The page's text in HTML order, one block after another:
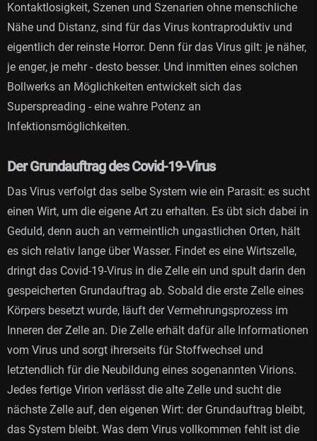
Kontaktlosigkeit, Szenen und Szenarien ohne menschliche
Nähe und Distanz, sind für das Virus kontraproduktiv und
eigentlich der reinste Horror. Denn für das Virus gilt: je näher,
je enger, je mehr - desto besser. Und inmitten eines solchen
Bollwerks an Möglichkeiten entwickelt sich das
Superspreading - eine wahre Potenz an
Infektionsmöglichkeiten.
Der Grundauftrag des Covid-19-Virus
Das Virus verfolgt das selbe System wie ein Parasit: es sucht
einen Wirt, um die eigene Art zu erhalten. Es übt sich dabei in
Geduld, denn auch an vermeintlich ungastlichen Orten, hält
es sich relativ lange über Wasser. Findet es eine Wirtszelle,
dringt das Covid-19-Virus in die Zelle ein und spult darin den
gespeicherten Grundauftrag ab. Sobald die erste Zelle eines
Körpers besetzt wurde, läuft der Vermehrungsprozess im
Inneren der Zelle an. Die Zelle erhält dafür alle Informationen
vom Virus und sorgt ihrerseits für Stoffwechsel und
letztendlich für die Neubildung eines sogenannten Virions.
Jedes fertige Virion verlässt die alte Zelle und sucht die
nächste Zelle auf, den eigenen Wirt: der Grundauftrag bleibt,
das System bleibt. Was dem Virus vollkommen fehlt ist die